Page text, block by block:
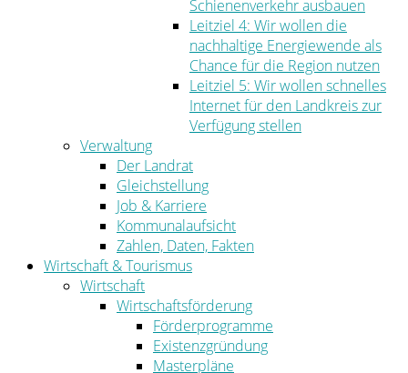
Schienenverkehr ausbauen
Leitziel 4: Wir wollen die
nachhaltige Energiewende als
Chance für die Region nutzen
Leitziel 5: Wir wollen schnelles
Internet für den Landkreis zur
Verfügung stellen
Verwaltung
Der Landrat
Gleichstellung
Job & Karriere
Kommunalaufsicht
Zahlen, Daten, Fakten
Wirtschaft & Tourismus
Wirtschaft
Wirtschaftsförderung
Förderprogramme
Existenzgründung
Masterpläne